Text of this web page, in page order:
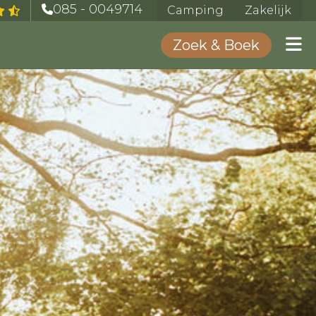
085 - 0049714 Camping Zakelijk
Zoek & Boek